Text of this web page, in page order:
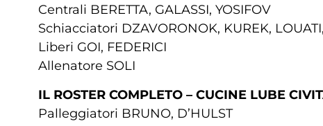
Centrali BERETTA, GALASSI, YOSIFOV
Schiacciatori DZAVORONOK, KUREK,
Liberi GOI, FEDERICI
Allenatore SOLI
IL ROSTER COMPLETO – CUCINE LUBE
Palleggiatori BRUNO, D’HULST